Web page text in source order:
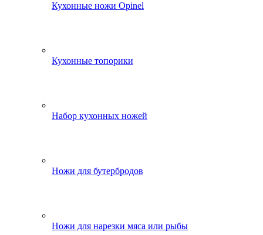
Кухонные ножи Opinel
Кухонные топорики
Набор кухонных ножей
Ножи для бутербродов
Ножи для нарезки мяса или рыбы